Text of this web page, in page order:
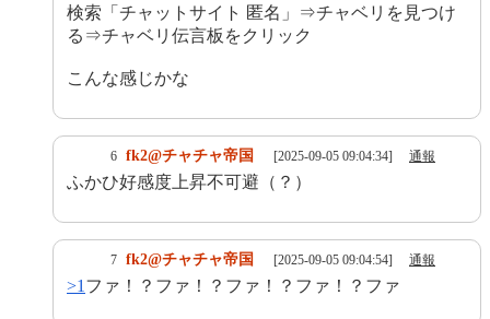
検索「チャットサイト 匿名」⇒チャベリを見つけ
る⇒チャベリ伝言板をクリック
こんな感じかな
6 fk2@チャチャ帝国 [2025-09-05 09:04:34] 通報
ふかひ好感度上昇不可避（？）
7 fk2@チャチャ帝国 [2025-09-05 09:04:54] 通報
>1 ファ！？ファ！？ファ！？ファ！？ファ